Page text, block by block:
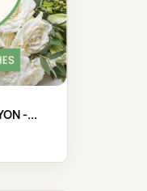
-...